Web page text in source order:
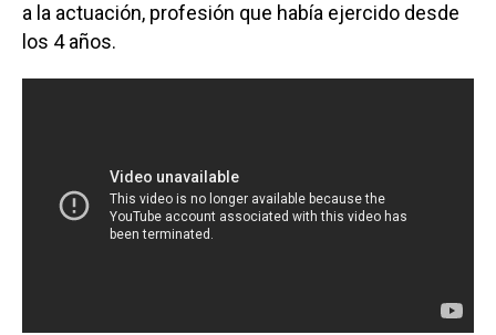
a la actuación, profesión que había ejercido desde
los 4 años.